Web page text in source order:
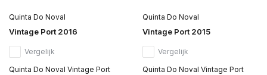
Quinta Do Noval
Vintage Port 2016
Vergelijk
Quinta Do Noval Vintage Port
Quinta Do Noval
Vintage Port 2015
Vergelijk
Quinta Do Noval Vintage Port